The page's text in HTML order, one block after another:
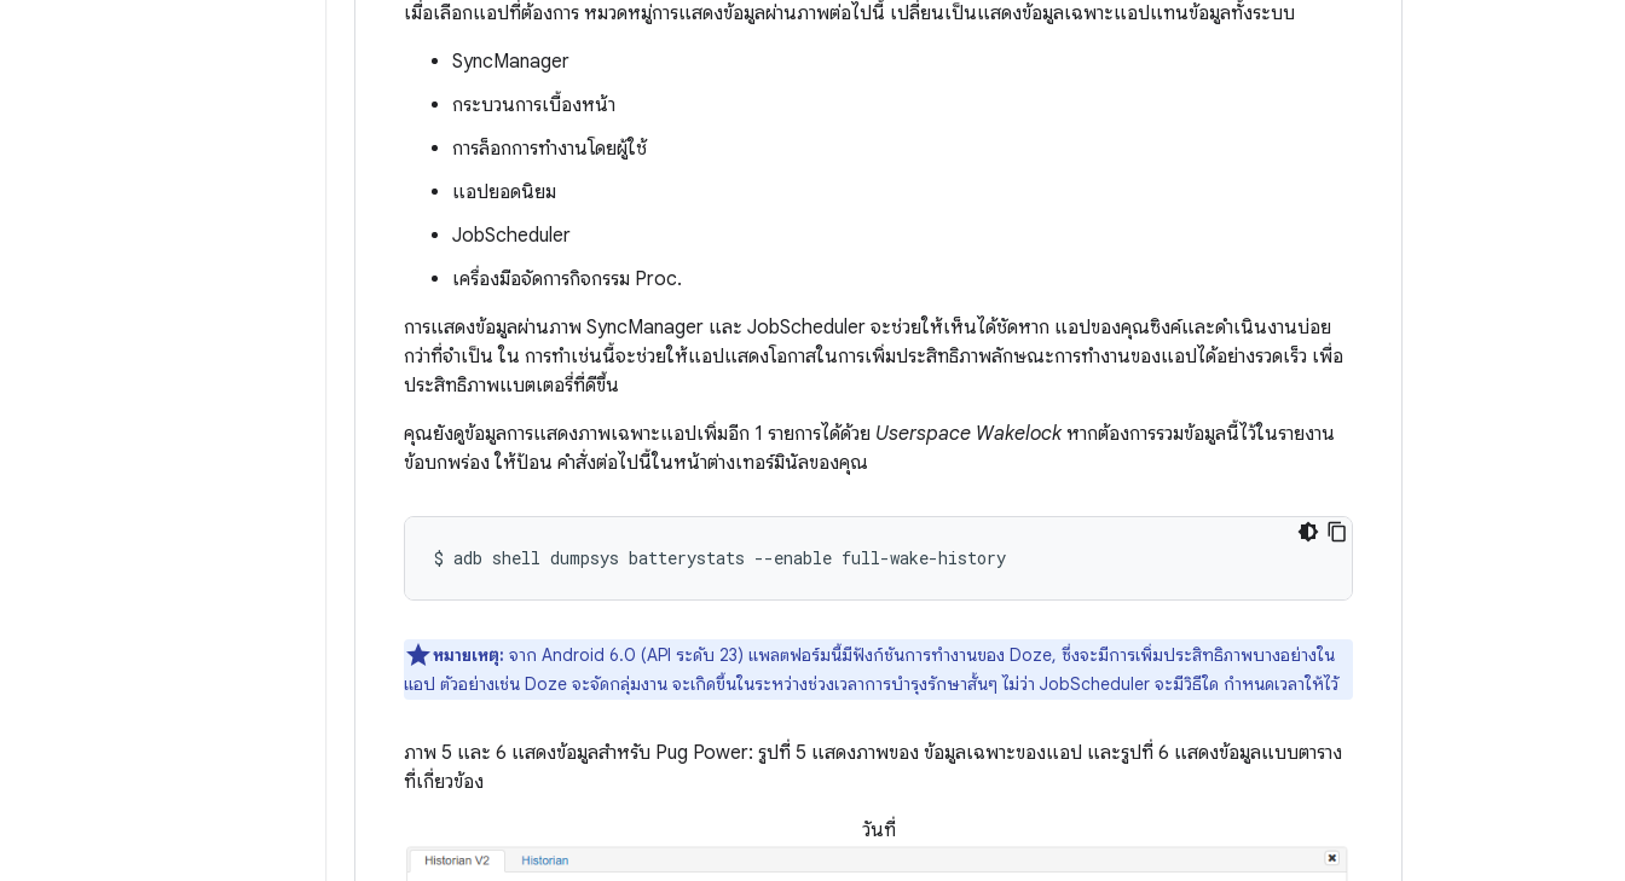
เมื่อเลือกแอปที่ต้องการ หมวดหมู่การแสดงข้อมูลผ่านภาพต่อไปนี้ เปลี่ยนเป็นแสดงข้อมูลเฉพาะแอปแทนข้อมูลทั้งระบบ
SyncManager
กระบวนการเบื้องหน้า
การล็อกการทำงานโดยผู้ใช้
แอปยอดนิยม
JobScheduler
เครื่องมือจัดการกิจกรรม Proc.
การแสดงข้อมูลผ่านภาพ SyncManager และ JobScheduler จะช่วยให้เห็นได้ชัดหาก แอปของคุณซิงค์และดำเนินงานบ่อย
กว่าที่จำเป็น ใน การทำเช่นนี้จะช่วยให้แอปแสดงโอกาสในการเพิ่มประสิทธิภาพลักษณะการทำงานของแอปได้อย่างรวดเร็ว เพื่อ
ประสิทธิภาพแบตเตอรี่ที่ดีขึ้น
คุณยังดูข้อมูลการแสดงภาพเฉพาะแอปเพิ่มอีก 1 รายการได้ด้วย Userspace Wakelockหากต้องการรวมข้อมูลนี้ไว้ในรายงาน
ข้อบกพร่อง ให้ป้อน คำสั่งต่อไปนี้ในหน้าต่างเทอร์มินัลของคุณ
หมายเหตุ: จาก Android 6.0 (API ระดับ 23) แพลตฟอร์มนี้มีฟังก์ชันการทำงานของ Doze, ซึ่งจะมีการเพิ่มประสิทธิภาพบางอย่างใน
แอป ตัวอย่างเช่น Doze จะจัดกลุ่มงาน จะเกิดขึ้นในระหว่างช่วงเวลาการบำรุงรักษาสั้นๆ ไม่ว่า JobScheduler จะมีวิธีใด กำหนดเวลาให้ไว้
ภาพ 5 และ 6 แสดงข้อมูลสำหรับ Pug Power: รูปที่ 5 แสดงภาพของ ข้อมูลเฉพาะของแอป และรูปที่ 6 แสดงข้อมูลแบบตาราง
ที่เกี่ยวข้อง
วันที่